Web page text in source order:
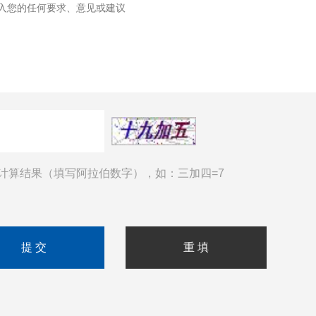
算结果（填写阿拉伯数字），如：三加四=7